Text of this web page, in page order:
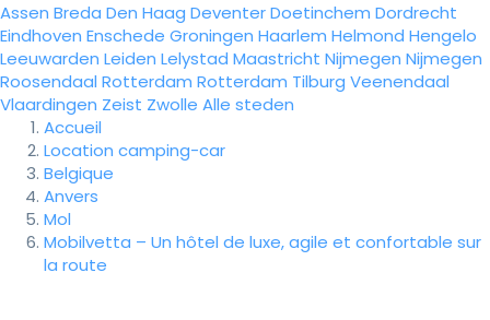
Assen Breda Den Haag DeventerDoetinchem Dordrecht
Eindhoven Enschede Groningen Haarlem Helmond Hengelo
Leeuwarden Leiden Lelystad Maastricht Nijmegen Nijmegen
Roosendaal Rotterdam Rotterdam Tilburg Veenendaal
Vlaardingen Zeist Zwolle Alle steden
Accueil
Location camping-car
Belgique
Anvers
Mol
Mobilvetta – Un hôtel de luxe, agile et confortable sur
la route